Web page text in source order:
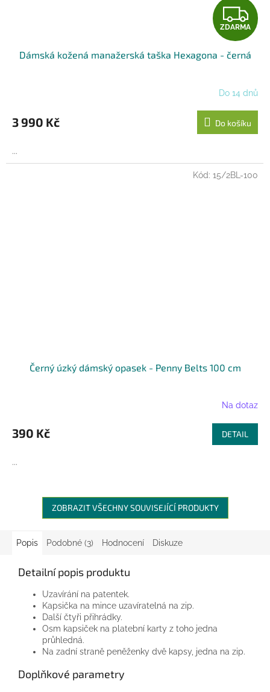
Z
D
A
R
M
A
ZDARMA
Dámská kožená manažerská taška Hexagona - černá
Do 14 dnů
3 990 Kč Do košíku
...
Černý úzký dámský opasek - Penny Belts 100 cm
Na dotaz
390 Kč DETAIL
...
Kód: 15/2BL-100
ZOBRAZIT VŠECHNY SOUVISEJÍCÍ PRODUKTY
Popis Podobné (3) Hodnocení Diskuze
Detailní popis produktu
Uzavírání na patentek.
Kapsička na mince uzavíratelná na zip.
Další čtyři přihrádky.
Osm kapsiček na platební karty z toho jedna
průhledná.
Na zadní straně peněženky dvě kapsy, jedna na zip.
Doplňkové parametry